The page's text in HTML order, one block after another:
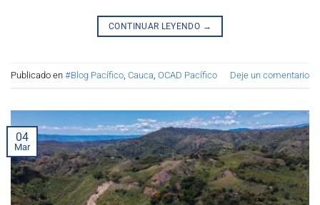
CONTINUAR LEYENDO →
Publicado en #Blog Pacífico Cauca OCAD Pacífico Deje un comentario
04
Mar